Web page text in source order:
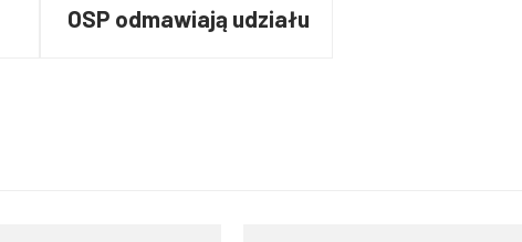
OSP odmawiają udziału